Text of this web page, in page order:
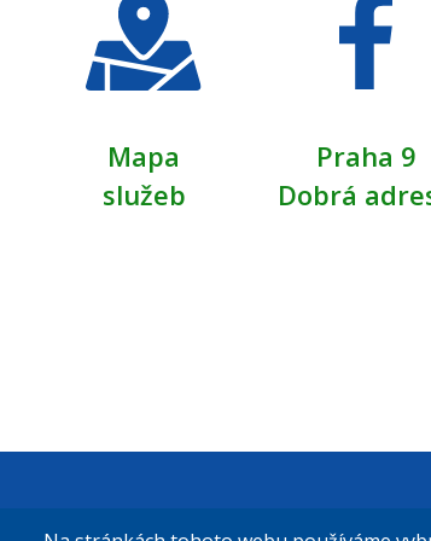
Mapa
služeb
Praha 9
Dobrá